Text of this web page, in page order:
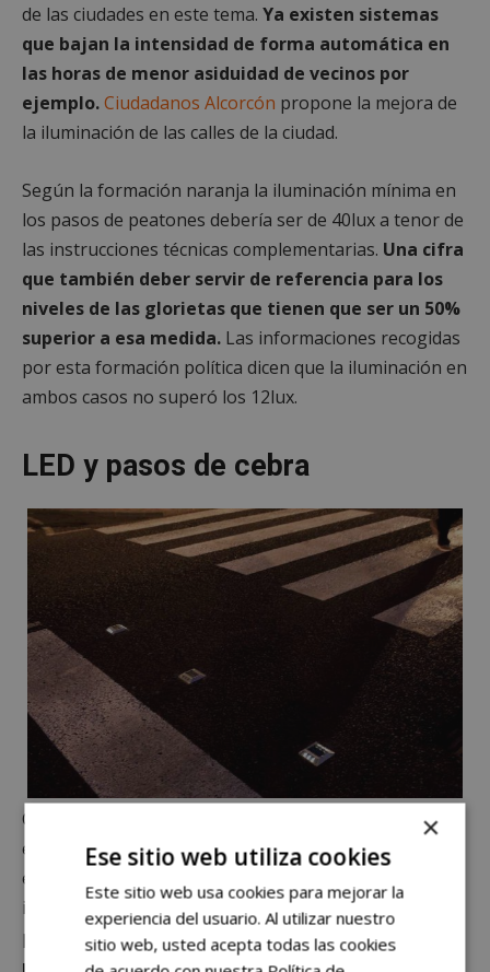
de las ciudades en este tema. Ya existen sistemas
que bajan la intensidad de forma automática en
las horas de menor asiduidad de vecinos por
ejemplo.Ciudadanos Alcorcón propone la mejora de
la iluminación de las calles de la ciudad.
Según la formación naranja la iluminación mínima en
los pasos de peatones debería ser de 40lux a tenor de
las instrucciones técnicas complementarias. Una cifra
que también deber servir de referencia para los
niveles de las glorietas que tienen que ser un 50%
superior a esa medida. Las informaciones recogidas
por esta formación política dicen que la iluminación en
ambos casos no superó los 12lux.
LED y pasos de cebra
Ciudadanos solicita en dicha moción que se realice un
estudio de todos los pasos de peatones del municipio
en relación a lo referente a señalización, visibilidad e
iluminación. De igual forma que se dote una partida
presupuestaria para mejorar la iluminación de los
pasos de cebra y puntos de inseguridad en
×
Ese sitio web utiliza cookies
Este sitio web usa cookies para mejorar la
experiencia del usuario. Al utilizar nuestro
sitio web, usted acepta todas las cookies